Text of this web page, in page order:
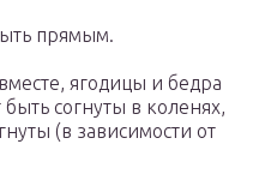
прямым.
ягодицы и бедра
согнуты в коленях,
(в зависимости от